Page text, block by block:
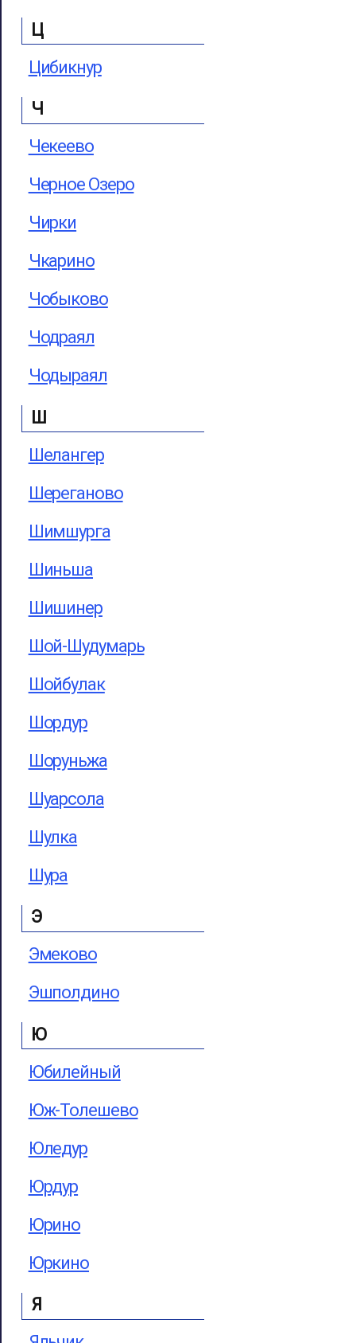
Ц
Цибикнур
Ч
Чекеево
Черное Озеро
Чирки
Чкарино
Чобыково
Чодраял
Чодыраял
Ш
Шелангер
Шереганово
Шимшурга
Шиньша
Шишинер
Шой-Шудумарь
Шойбулак
Шордур
Шоруньжа
Шуарсола
Шулка
Шура
Э
Эмеково
Эшполдино
Ю
Юбилейный
Юж-Толешево
Юледур
Юрдур
Юрино
Юркино
Я